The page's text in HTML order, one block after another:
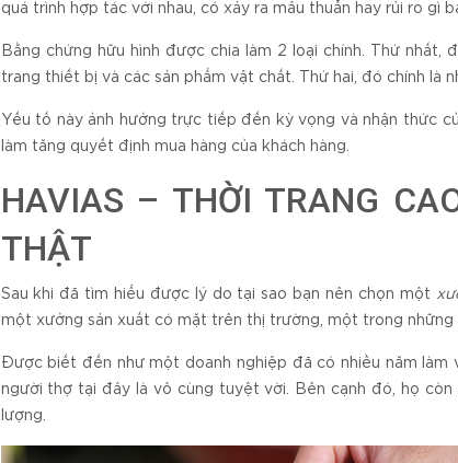
quá trình hợp tác với nhau, có xảy ra mâu thuẫn hay rủi ro gì
Bằng chứng hữu hình được chia làm 2 loại chính. Thứ
trang thiết bị và các sản phẩm vật chất. Thứ hai, đó chính là
Yếu tố này ảnh hưởng trực tiếp đến kỳ vọng và nhận thức
làm tăng quyết định mua hàng của khách hàng.
HAVIAS – THỜI TRANG
THẬT
Sau khi đã tìm hiểu được lý do tại sao bạn nên chọn một
một xưởng sản xuất có mặt trên thị trường, một trong
Được biết đến như một doanh nghiệp đã có nhiều năm làm
người thợ tại đây là vô cùng tuyệt vời. Bên cạnh đó, họ
lượng.